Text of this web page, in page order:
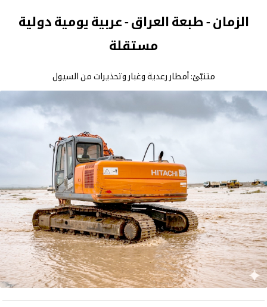
الزمان - طبعة العراق - عربية يومية دولية
مستقلة
متنبّئ: أمطار رعدية وغبار وتحذيرات من السيول